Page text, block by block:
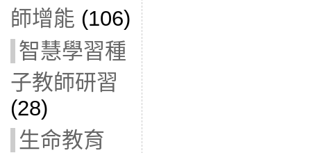
師增能 (106)
智慧學習種
子教師研習
(28)
生命教育